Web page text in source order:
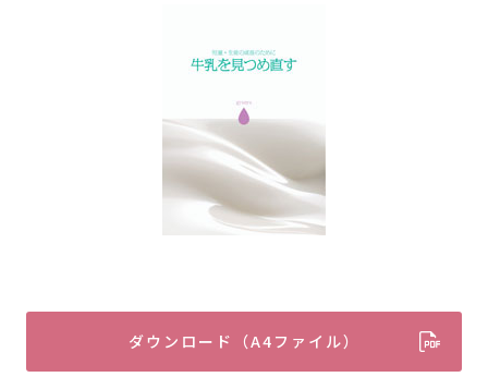
ダウンロード（A4ファイル）